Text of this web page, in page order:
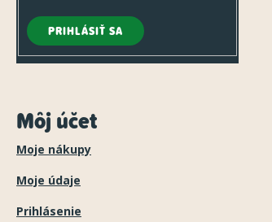
PRIHLÁSIŤ SA
Môj účet
Moje nákupy
Moje údaje
Prihlásenie